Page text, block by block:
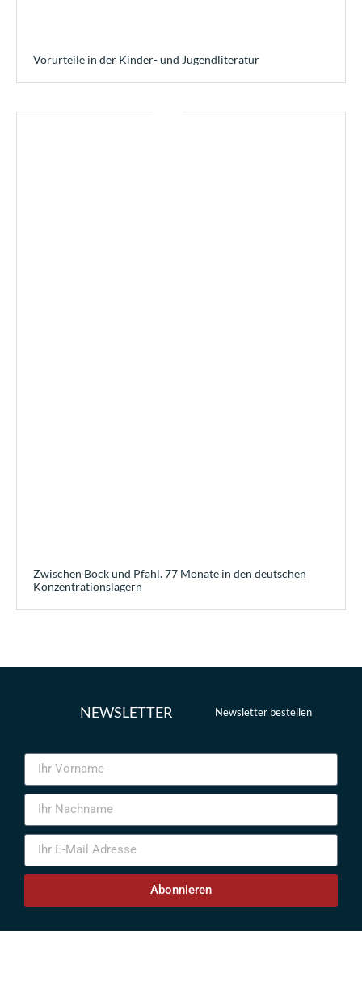
Vorurteile in der Kinder- und Jugendliteratur
Zwischen Bock und Pfahl. 77 Monate in den deutschen
Konzentrationslagern
NEWSLETTER Newsletter bestellen
Abonnieren